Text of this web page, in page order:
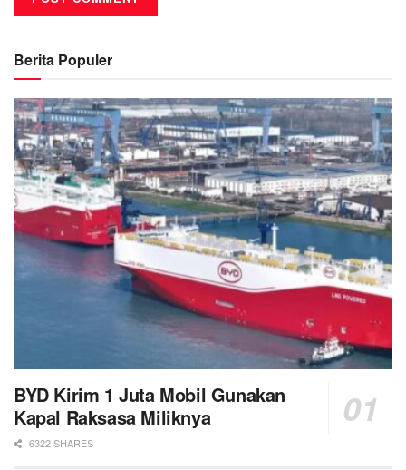
Berita Populer
BYD Kirim 1 Juta Mobil Gunakan
Kapal Raksasa Miliknya
6322 SHARES